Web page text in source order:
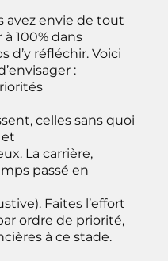
avez envie de tout
100% dans
d’y réfléchir. Voici
:
celles sans quoi
et
La carrière,
passé en
Faites l’effort
ordre de priorité,
à ce stade.